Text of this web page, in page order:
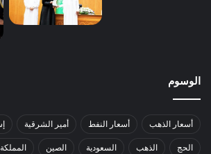
الوسوم
أسعار الذهب أسعار النفط أمير الشرقية
الحج الذهب السعودية الصين